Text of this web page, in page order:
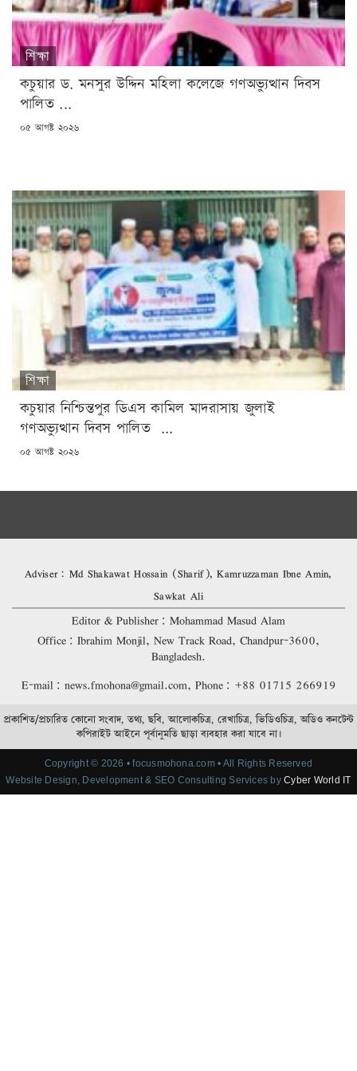
শিক্ষা
কচুয়ার ড. মনসুর উদ্দিন মহিলা কলেজে গণঅভ্যুত্থান দিবস
পালিত ...
POSTED
০৫ আগষ্ট ২০২৬
শিক্ষা
কচুয়ার নিশ্চিন্তপুর ডিএস কামিল মাদরাসায় জুলাই
গণঅভ্যুত্থান দিবস পালিত ...
POSTED
০৫ আগষ্ট ২০২৬
Adviser: Md Shakawat Hossain (Sharif), Kamruzzaman Ibne Amin,
Sawkat Ali
Editor & Publisher: Mohammad Masud Alam
Office: Ibrahim Monjil, New Track Road, Chandpur-3600,
Bangladesh.
E-mail: news.fmohona@gmail.com, Phone: +88 01715 266919
প্রকাশিত/প্রচারিত কোনো সংবাদ, তথ্য, ছবি, আলোকচিত্র, রেখাচিত্র, ভিডিওচিত্র, অডিও কনটেন্ট
কপিরাইট আইনে পূর্বানুমতি ছাড়া ব্যবহার করা যাবে না।
Copyright © 2026 • focusmohona.com • All Rights Reserved
Website Design, Development & SEO Consulting Services byCyber World IT